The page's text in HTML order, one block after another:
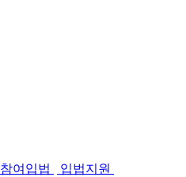
참여입법
입법지원